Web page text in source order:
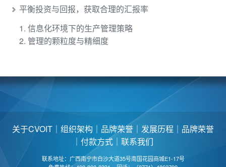
平衡投资与回报，获取合理的汇报率
1. 信息化环境下的生产管理策略
2. 管理的颗粒度与精细度
关于CVOIT ｜ 组织架构 ｜ 品牌荣誉 ｜ 发展历程 ｜ 品牌荣誉
｜ 付款方式 ｜ 联系我们
联系地址：广西南宁市白沙大道35号南国花园商城E1-17号